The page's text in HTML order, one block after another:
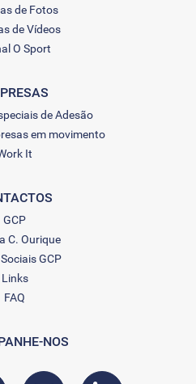
de Fotos
de Vídeos
O Sport
de Adesão
em movimento
It
GCP
C. Ourique
GCP
Links
FAQ
NOS